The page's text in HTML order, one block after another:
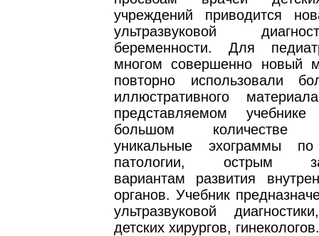
учреждений приводится
ультразвуковой
беременности. Для
многом совершенно новый
повторно использовали
иллюстративного
представляемом
большом количестве
уникальные эхограммы
патологии, острым
вариантам развития
органов. Учебник
ультразвуковой
детских хирургов, гинекологов.